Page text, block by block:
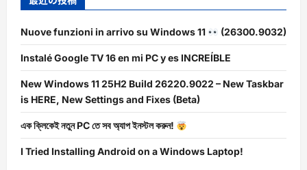
Nuove funzioni in arrivo su Windows 11 (26300.9032)
Instalé Google TV 16 en mi PC y es INCREÍBLE
New Windows 11 25H2 Build 26220.9022 – New Taskbar
is HERE, New Settings and Fixes (Beta)
এক ক্লিকেই নতুন PC তে সব অ্যাপ ইনস্টল করুন!
I Tried Installing Android on a Windows Laptop!